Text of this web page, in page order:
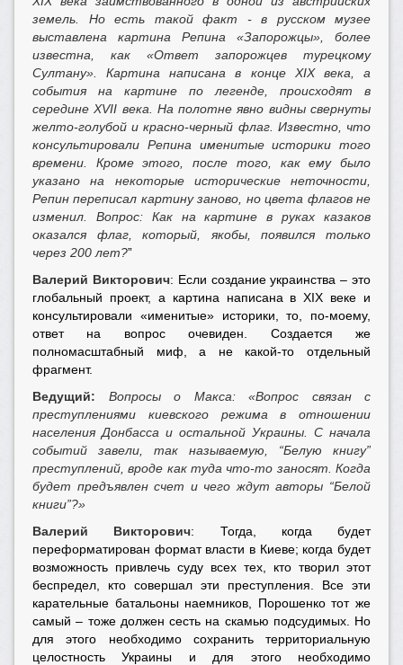
земель. Но есть такой факт - в русском музее
выставлена картина Репина «Запорожцы», более
известна, как «Ответ запорожцев турецкому
Султану». Картина написана в конце XIX века, а
события на картине по легенде, происходят в
середине XVII века. На полотне явно видны свернуты
желто-голубой и красно-черный флаг. Известно, что
консультировали Репина именитые историки того
времени. Кроме этого, после того, как ему было
указано на некоторые исторические неточности,
Репин переписал картину заново, но цвета флагов не
изменил. Вопрос: Как на картине в руках казаков
оказался флаг, который, якобы, появился только
через 200 лет?”
Валерий Викторович: Если создание украинства – это
глобальный проект, а картина написана в XIX веке и
консультировали «именитые» историки, то, по-моему,
ответ на вопрос очевиден. Создается же
полномасштабный миф, а не какой-то отдельный
фрагмент.
Ведущий:
Вопросы о Макса: «Вопрос связан с
преступлениями киевского режима в отношении
населения Донбасса и остальной Украины. С начала
событий завели, так называемую, “Белую книгу”
преступлений, вроде как туда что-то заносят. Когда
будет предъявлен счет и чего ждут авторы “Белой
книги”?»
Валерий Викторович: Тогда, когда будет
переформатирован формат власти в Киеве; когда будет
возможность привлечь суду всех тех, кто творил этот
беспредел, кто совершал эти преступления. Все эти
карательные батальоны наемников, Порошенко тот же
самый – тоже должен сесть на скамью подсудимых. Но
для этого необходимо сохранить территориальную
целостность Украины и для этого необходимо